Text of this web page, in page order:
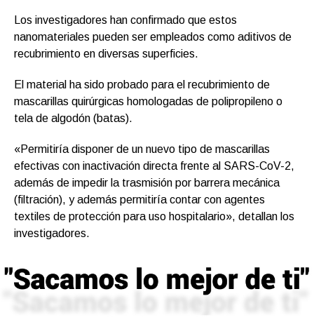
Los investigadores han confirmado que estos
nanomateriales pueden ser empleados como aditivos de
recubrimiento en diversas superficies.
El material ha sido probado para el recubrimiento de
mascarillas quirúrgicas homologadas de polipropileno o
tela de algodón (batas).
«Permitiría disponer de un nuevo tipo de mascarillas
efectivas con inactivación directa frente al SARS-CoV-2,
además de impedir la trasmisión por barrera mecánica
(filtración), y además permitiría contar con agentes
textiles de protección para uso hospitalario», detallan los
investigadores.